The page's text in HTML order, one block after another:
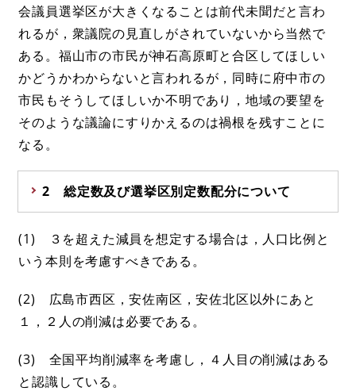
会議員選挙区が大きくなることは前代未聞だと言わ
れるが，衆議院の見直しがされていないから当然で
ある。福山市の市民が神石高原町と合区してほしい
かどうかわからないと言われるが，同時に府中市の
市民もそうしてほしいか不明であり，地域の要望を
そのような議論にすりかえるのは禍根を残すことに
なる。
2 総定数及び選挙区別定数配分について
(1) ３を超えた減員を想定する場合は，人口比例と
いう本則を考慮すべきである。
(2) 広島市西区，安佐南区，安佐北区以外にあと
１，２人の削減は必要である。
(3) 全国平均削減率を考慮し，４人目の削減はある
と認識している。